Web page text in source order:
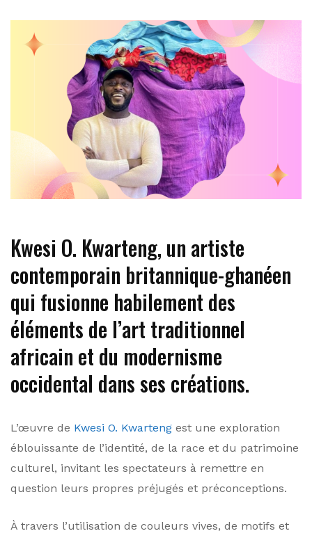
Kwesi O. Kwarteng, un artiste
contemporain britannique-ghanéen
qui fusionne habilement des
éléments de l’art traditionnel
africain et du modernisme
occidental dans ses créations.
L’œuvre de Kwesi O. Kwarteng est une exploration
éblouissante de l’identité, de la race et du patrimoine
culturel, invitant les spectateurs à remettre en
question leurs propres préjugés et préconceptions.
À travers l’utilisation de couleurs vives, de motifs et